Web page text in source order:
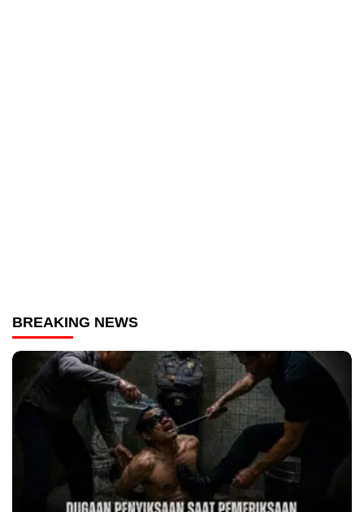
BREAKING NEWS